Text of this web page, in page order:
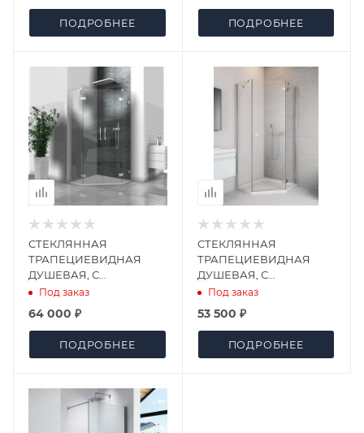
ПОДРОБНЕЕ ПОДРОБНЕЕ
СТЕКЛЯННАЯ
ТРАПЕЦИЕВИДНАЯ
ДУШЕВАЯ, С
РАСПАШНЫМИ
Под заказ
64 000 ₽
ПОДРОБНЕЕ
СТЕКЛЯННАЯ
ТРАПЕЦИЕВИДНАЯ
ДУШЕВАЯ, С
РАСПАШНОЙ ДВЕРЬЮ
Под заказ
53 500 ₽
ПОДРОБНЕЕ